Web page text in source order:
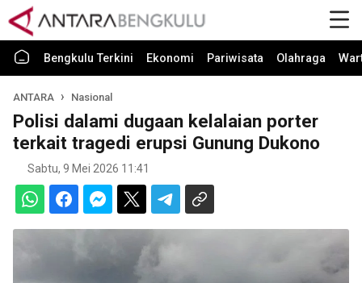
Bengkulu Terkini Ekonomi Pariwisata Olahraga
ANTARA Nasional
Polisi dalami dugaan kelalaian porter
terkait tragedi erupsi Gunung Dukono
Sabtu, 9 Mei 2026 11:41